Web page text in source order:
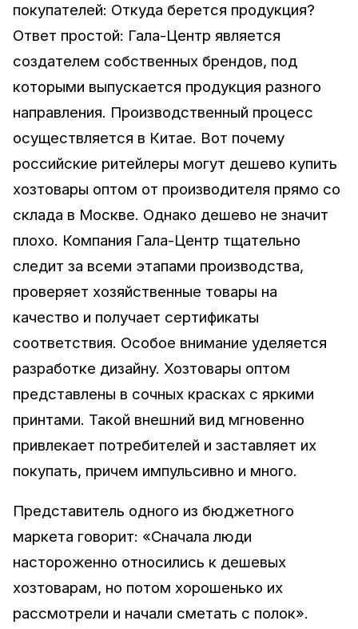
покупателей: Откуда берется продукция?
Ответ простой: Гала-Центр является
создателем собственных брендов, под
которыми выпускается продукция разного
направления. Производственный процесс
осуществляется в Китае. Вот почему
российские ритейлеры могут дешево купить
хозтовары оптом от производителя прямо со
склада в Москве. Однако дешево не значит
плохо. Компания Гала-Центр тщательно
следит за всеми этапами производства,
проверяет хозяйственные товары на
качество и получает сертификаты
соответствия. Особое внимание уделяется
разработке дизайну. Хозтовары оптом
представлены в сочных красках с яркими
принтами. Такой внешний вид мгновенно
привлекает потребителей и заставляет их
покупать, причем импульсивно и много.
Представитель одного из бюджетного
маркета говорит: «Сначала люди
настороженно относились к дешевых
хозтоварам, но потом хорошенько их
рассмотрели и начали сметать с полок».